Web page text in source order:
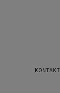
KONTAKT